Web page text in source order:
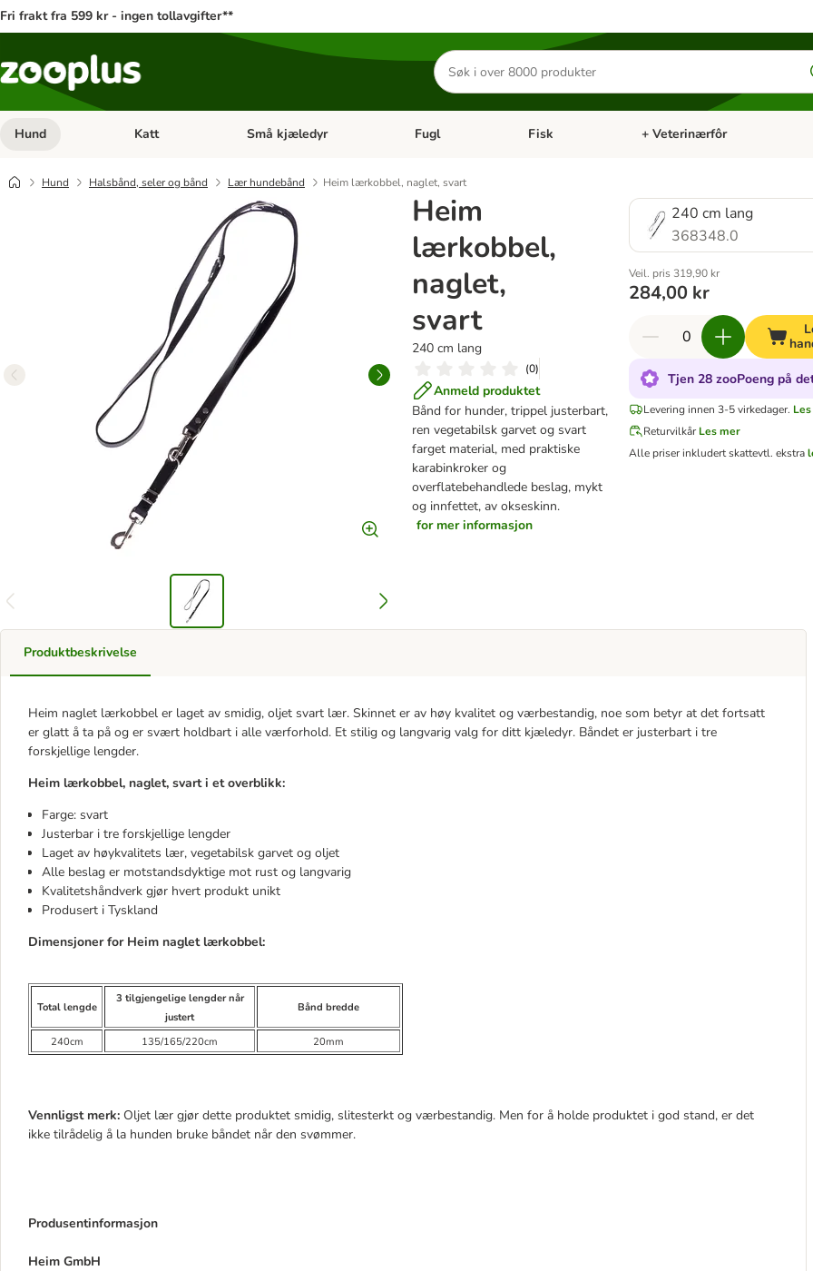
Fri frakt fra 599 kr - ingen tollavgifter**
Søk
etter
produkter
Hund Åpne kategorimeny: Hund
Katt Åpne kategorimeny: Katt
Små kjæledyr Åpne kategorimeny: Små kjæledyr
Fugl Åpne kategorimeny: Fugl
Fisk Åpne kategorimeny: Fisk
+ Veterinærfôr
Hund Halsbånd, seler og bånd Lær hundebånd Heim lærkobbel, naglet, svart
Heim
lærkobbel,
naglet,
svart
240 cm lang
(0)
Anmeld produktet
Bånd for hunder, trippel justerbart,
ren vegetabilsk garvet og svart
farget material, med praktiske
karabinkroker og
overflatebehandlede beslag, mykt
og innfettet, av okseskinn.
for mer informasjon
240 cm lang
368348.0
Veil. pris 319,90 kr
284,00 kr
Tjen 28 zooPoeng på
Levering innen 3-5 virkedager.
Returvilkår Les mer
Alle priser inkludert skattevtl. ekstra
Produktbeskrivelse
Heim naglet lærkobbel er laget av smidig, oljet svart lær. Skinnet er av høy kvalitet og værbestandig, noe som betyr at det fortsatt
er glatt å ta på og er svært holdbart i alle værforhold. Et stilig og langvarig valg for ditt kjæledyr. Båndet er justerbart i tre
forskjellige lengder.
Heim lærkobbel, naglet, svart i et overblikk:
Farge: svart
Justerbar i tre forskjellige lengder
Laget av høykvalitets lær, vegetabilsk garvet og oljet
Alle beslag er motstandsdyktige mot rust og langvarig
Kvalitetshåndverk gjør hvert produkt unikt
Produsert i Tyskland
Dimensjoner for Heim naglet lærkobbel:
Total lengde
3 tilgjengelige lengder når
justert
Bånd bredde
240cm 135/165/220cm 20mm
Vennligst merk: Oljet lær gjør dette produktet smidig, slitesterkt og værbestandig. Men for å holde produktet i god stand, er det
ikke tilrådelig å la hunden bruke båndet når den svømmer.
Produsentinformasjon
Heim GmbH